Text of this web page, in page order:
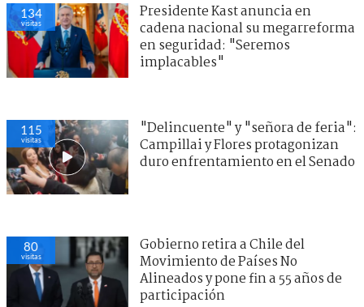
134
visitas
Presidente Kast anuncia en
cadena nacional su megarreforma
en seguridad: "Seremos
implacables"
115
visitas
"Delincuente" y "señora de feria":
Campillai y Flores protagonizan
duro enfrentamiento en el Senado
80
visitas
Gobierno retira a Chile del
Movimiento de Países No
Alineados y pone fin a 55 años de
participación